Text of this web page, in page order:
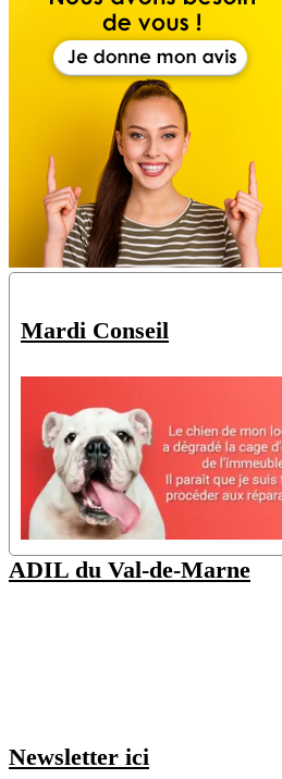
Mardi Conseil
ADIL du Val-de-Marne
Newsletter ici